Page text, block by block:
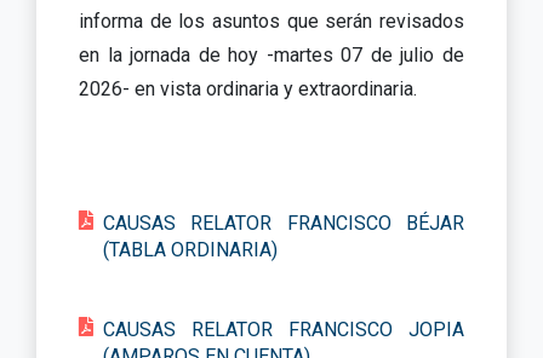
informa de los asuntos que serán revisados
en la jornada de hoy -martes 07 de julio de
2026- en vista ordinaria y extraordinaria.
CAUSAS RELATOR FRANCISCO BÉJAR
(TABLA ORDINARIA)
CAUSAS RELATOR FRANCISCO JOPIA